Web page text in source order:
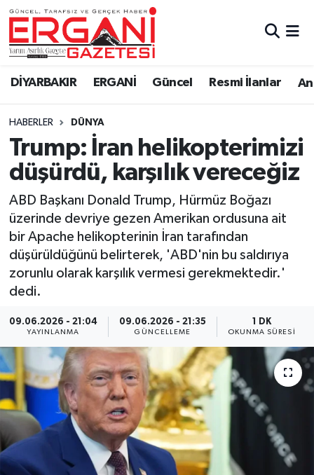
DİYARBAKIR ERGANİ Güncel Resmi İlanlar
HABERLER DÜNYA
Trump: İran helikopterimizi
düşürdü, karşılık vereceğiz
ABD Başkanı Donald Trump, Hürmüz Boğazı
üzerinde devriye gezen Amerikan ordusuna ait
bir Apache helikopterinin İran tarafından
düşürüldüğünü belirterek, 'ABD'nin bu saldırıya
zorunlu olarak karşılık vermesi gerekmektedir.'
dedi.
09.06.2026 - 21:04
YAYINLANMA
09.06.2026 - 21:35
GÜNCELLEME
1 DK
OKUNMA SÜRESI
DİYARBAKIR
BİSMİL
BAĞLAR
ERGANİ
Güncel
Eği̇ti̇m
Resmi İlanlar
Sağlık
Si̇yaset
Anali̇z
Bi̇li̇m & Teknoloji̇
Ergani Nöbetçi Eczaneler
Ergani Hava Durumu
Ergani Trafik Yoğunluk Haritası
Süper Lig Puan Durumu ve Fikstür
Tüm Manşetler
Son Dakika Haberleri
Haber Arşivi